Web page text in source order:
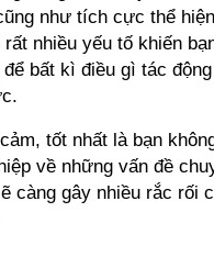
như tích cực thể
nhiều yếu tố khiến
bất kì điều gì tác
tốt nhất là bạn
về những vấn đề
càng gây nhiều rắc rối